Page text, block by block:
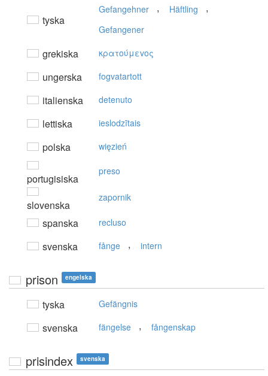
tyska
Gefangehner , Häftling ,
Gefangener
grekiska κρατoύμεvoς
ungerska fogvatartott
italienska detenuto
lettiska ieslodzītais
polska więzień
portugisiska
preso
slovenska
zapornik
spanska recluso
svenska fånge , intern
prison engelska
tyska Gefängnis
svenska fängelse , fångenskap
prisindex svenska